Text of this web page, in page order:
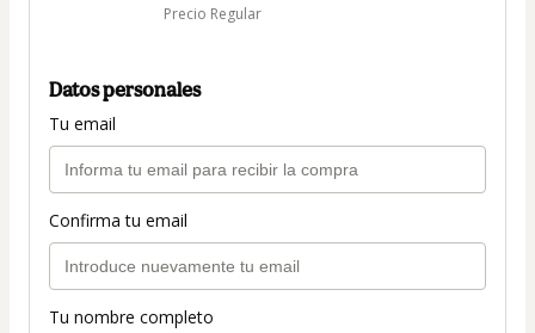
Precio Regular
Datos personales
Tu email
Confirma tu email
Tu nombre completo